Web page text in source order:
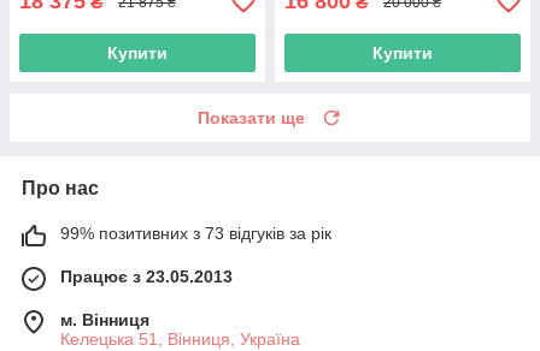
Купити Купити
Показати ще
Про нас
99% позитивних з 73 відгуків за рік
Працює з 23.05.2013
м. Вінниця
Келецька 51, Вінниця, Україна